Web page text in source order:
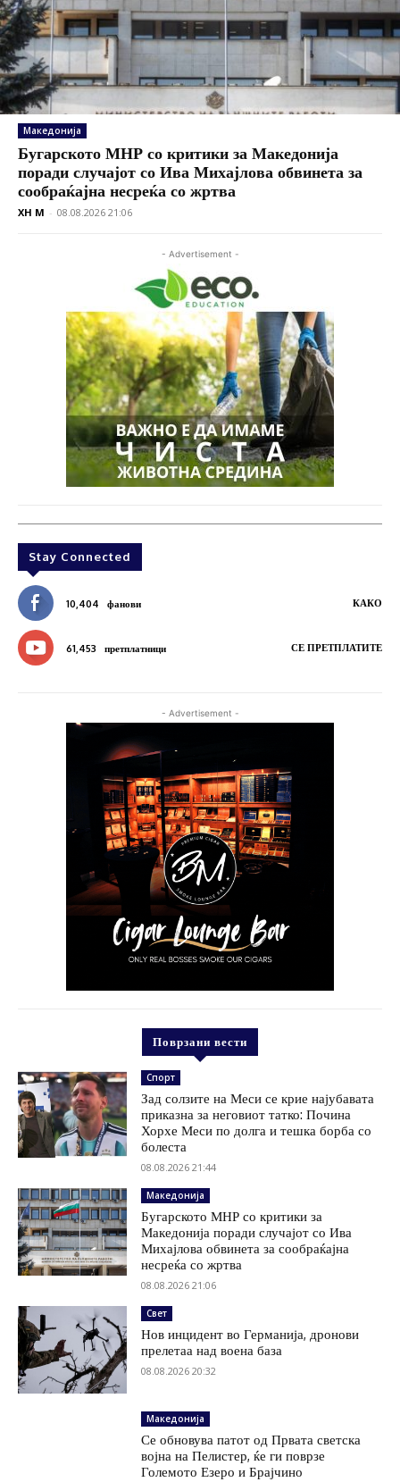
Македонија
Бугарското МНР со критики за Македонија
поради случајот со Ива Михајлова обвинета за
сообраќајна несреќа со жртва
XH M - 08.08.2026 21:06
- Advertisement -
Stay Connected
10,404 фанови КАКО
61,453 претплатници СЕ ПРЕТПЛАТИТЕ
- Advertisement -
Поврзани вести
Спорт
Зад солзите на Меси се крие најубавата
приказна за неговиот татко: Почина
Хорхе Меси по долга и тешка борба со
болеста
08.08.2026 21:44
Македонија
Бугарското МНР со критики за
Македонија поради случајот со Ива
Михајлова обвинета за сообраќајна
несреќа со жртва
08.08.2026 21:06
Свет
Нов инцидент во Германија, дронови
прелетаа над воена база
08.08.2026 20:32
Македонија
Се обновува патот од Првата светска
војна на Пелистер, ќе ги поврзе
Големото Езеро и Брајчино